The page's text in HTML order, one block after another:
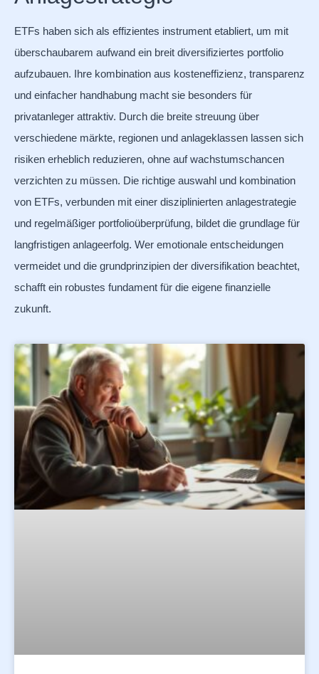
ETFs haben sich als effizientes instrument etabliert, um mit
überschaubarem aufwand ein breit diversifiziertes portfolio
aufzubauen. Ihre kombination aus kosteneffizienz, transparenz
und einfacher handhabung macht sie besonders für
privatanleger attraktiv. Durch die breite streuung über
verschiedene märkte, regionen und anlageklassen lassen sich
risiken erheblich reduzieren, ohne auf wachstumschancen
verzichten zu müssen. Die richtige auswahl und kombination
von ETFs, verbunden mit einer disziplinierten anlagestrategie
und regelmäßiger portfolioüberprüfung, bildet die grundlage für
langfristigen anlageerfolg. Wer emotionale entscheidungen
vermeidet und die grundprinzipien der diversifikation beachtet,
schafft ein robustes fundament für die eigene finanzielle
zukunft.